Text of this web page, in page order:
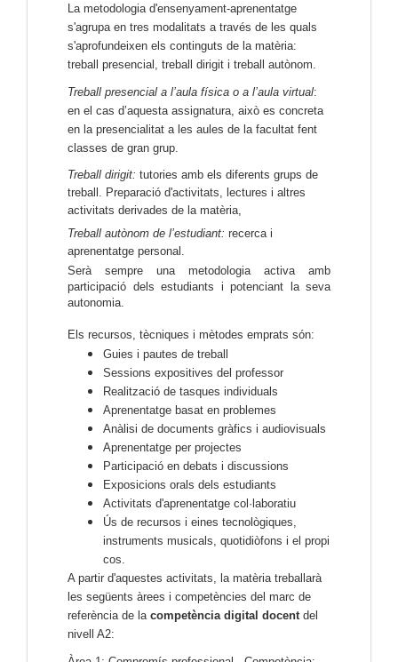
La metodologia d'ensenyament-aprenentatge
s'agrupa en tres modalitats a través de les quals
s'aprofundeixen els continguts de la matèria:
treball presencial, treball dirigit i treball autònom.
Treball presencial a l’aula física o a l’aula virtual:
en el cas d’aquesta assignatura, això es concreta
en la presencialitat a les aules de la facultat fent
classes de gran grup.
Treball dirigit: tutories amb els diferents grups de
treball. Preparació d'activitats, lectures i altres
activitats derivades de la matèria,
Treball autònom de l’estudiant: recerca i
aprenentatge personal.
Serà sempre una metodologia activa amb
participació dels estudiants i potenciant la seva
autonomia.
Els recursos, tècniques i mètodes emprats són:
Guies i pautes de treball
Sessions expositives del professor
Realització de tasques individuals
Aprenentatge basat en problemes
Anàlisi de documents gràfics i audiovisuals
Aprenentatge per projectes
Participació en debats i discussions
Exposicions orals dels estudiants
Activitats d'aprenentatge col·laboratiu
Ús de recursos i eines tecnològiques,
instruments musicals, quotidiòfons i el propi
cos.
A partir d'aquestes activitats, la matèria treballarà
les següents àrees i competències del marc de
referència de la competència digital docent del
nivell A2: